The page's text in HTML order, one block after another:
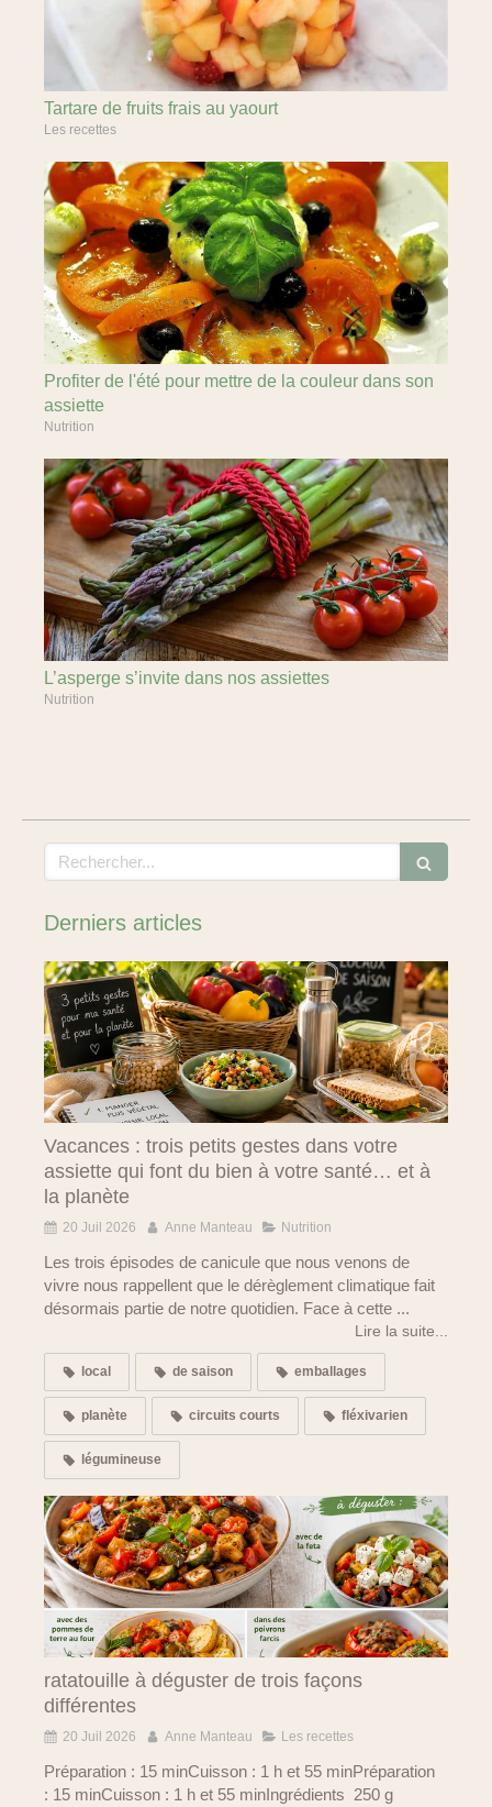
Tartare de fruits frais au yaourt
Les recettes
Profiter de l'été pour mettre de la couleur dans son
assiette
Nutrition
L’asperge s’invite dans nos assiettes
Nutrition
Rechercher
Derniers articles
Vacances : trois petits gestes dans votre
assiette qui font du bien à votre santé… et à
la planète
20 Juil 2026 Anne Manteau Nutrition
Les trois épisodes de canicule que nous venons de
vivre nous rappellent que le dérèglement climatique fait
désormais partie de notre quotidien. Face à cette ...
Lire la suite...
local de saison emballages
planète circuits courts fléxivarien
légumineuse
ratatouille à déguster de trois façons
différentes
20 Juil 2026 Anne Manteau Les recettes
Préparation : 15 minCuisson : 1 h et 55 minPréparation
: 15 minCuisson : 1 h et 55 minIngrédients 250 g